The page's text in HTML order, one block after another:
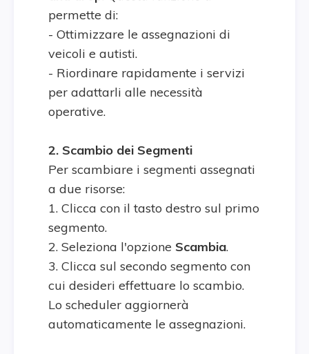
permette di:
- Ottimizzare le assegnazioni di
veicoli e autisti.
- Riordinare rapidamente i servizi
per adattarli alle necessità
operative.
2. Scambio dei Segmenti
Per scambiare i segmenti assegnati
a due risorse:
1. Clicca con il tasto destro sul primo
segmento.
2. Seleziona l'opzione Scambia.
3. Clicca sul secondo segmento con
cui desideri effettuare lo scambio.
Lo scheduler aggiornerà
automaticamente le assegnazioni.